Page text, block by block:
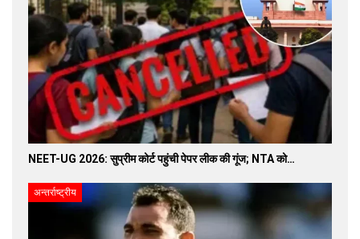
NEET-UG 2026: सुप्रीम कोर्ट पहुंची पेपर लीक की गूंज; NTA को…
अन्तर्राष्ट्रीय